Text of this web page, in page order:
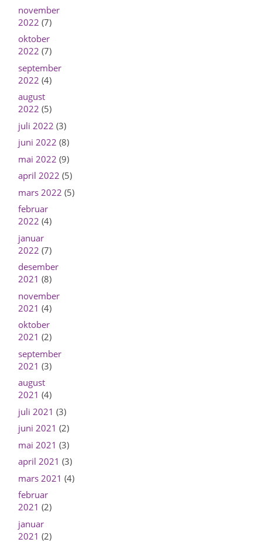
november
2022 (7)
oktober
2022 (7)
september
2022 (4)
august
2022 (5)
juli 2022 (3)
juni 2022 (8)
mai 2022 (9)
april 2022 (5)
mars 2022 (5)
februar
2022 (4)
januar
2022 (7)
desember
2021 (8)
november
2021 (4)
oktober
2021 (2)
september
2021 (3)
august
2021 (4)
juli 2021 (3)
juni 2021 (2)
mai 2021 (3)
april 2021 (3)
mars 2021 (4)
februar
2021 (2)
januar
2021 (2)